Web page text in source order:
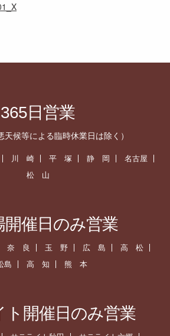
365日営業
天候等による臨時休業日は除く）
川 崎 平 塚 静 岡
名古屋
松 山
開催日のみ営業
奈 良 玉 野 広 島
高 松
島
高 知 熊 本
ト開催日のみ営業